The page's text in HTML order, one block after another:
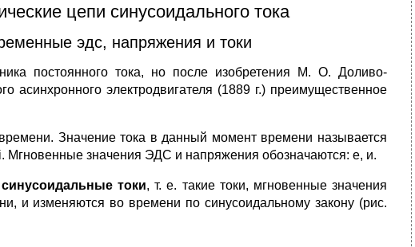
цепи синусоидального тока
эдс, напряжения и токи
постоянного тока, но после изобретения М. О. Доливо-
асинхронного электродвигателя (1889 г.) преимущественное
Значение тока в данный момент времени называется
Мгновенные значения ЭДС и напряжения обозначаются: е, и.
токи, т. е. такие токи, мгновенные значения
и изменяются во времени по синусоидальному закону (рис.